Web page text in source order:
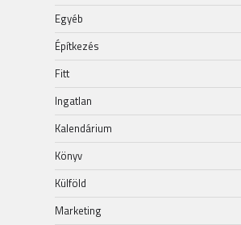
Egyéb
Építkezés
Fitt
Ingatlan
Kalendárium
Könyv
Külföld
Marketing